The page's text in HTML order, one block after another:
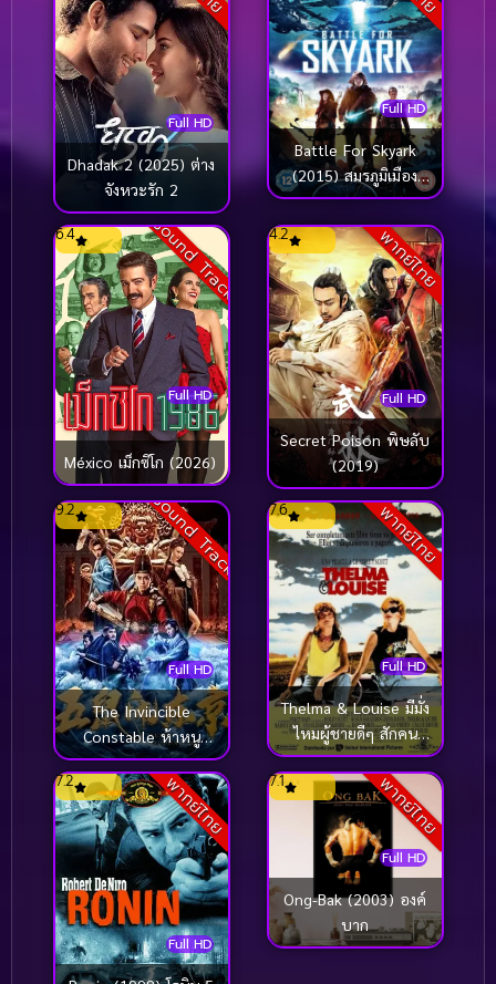
Full HD
Dhadak 2 (2025) ต่าง
จังหวะรัก 2
Full HD
Battle For Skyark
(2015) สมรภูมิเมือง
ลอยฟ้า
Sound Track
Full HD
6.4
México เม็กซิโก (2026)
พากย์ไทย
Full HD
4.2
Secret Poison พิษลับ
(2019)
Sound Track
Full HD
9.2
The Invincible
Constable ห้าหนู
คะนองกรุง (2022)
พากย์ไทย
Full HD
7.6
Thelma & Louise มีมั่ง
ไหมผู้ชายดีๆ สักคน
(1991)
พากย์ไทย
Full HD
7.2 พากย์ไทย
Full HD
7.1
Ong-Bak (2003) องค์
บาก